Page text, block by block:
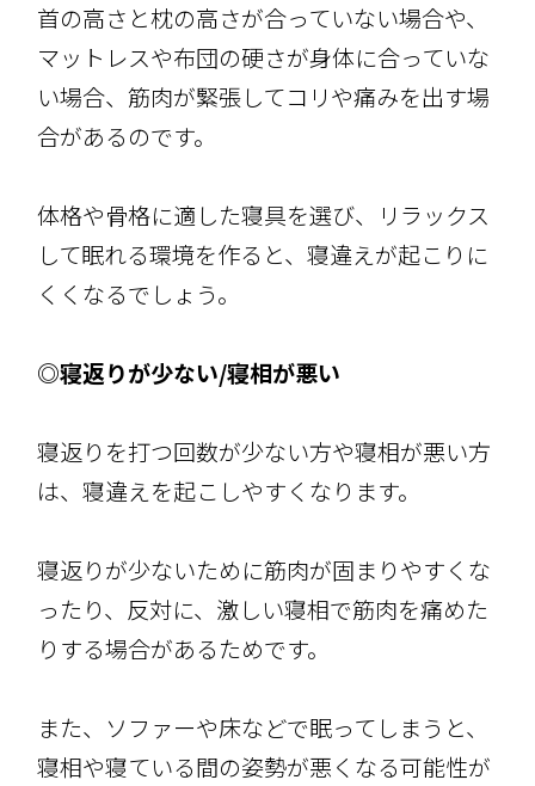
首の高さと枕の高さが合っていない場合や、
マットレスや布団の硬さが身体に合っていな
い場合、筋肉が緊張してコリや痛みを出す場
合があるのです。
体格や骨格に適した寝具を選び、リラックス
して眠れる環境を作ると、寝違えが起こりに
くくなるでしょう。
◎寝返りが少ない/寝相が悪い
寝返りを打つ回数が少ない方や寝相が悪い方
は、寝違えを起こしやすくなります。
寝返りが少ないために筋肉が固まりやすくな
ったり、反対に、激しい寝相で筋肉を痛めた
りする場合があるためです。
また、ソファーや床などで眠ってしまうと、
寝相や寝ている間の姿勢が悪くなる可能性が